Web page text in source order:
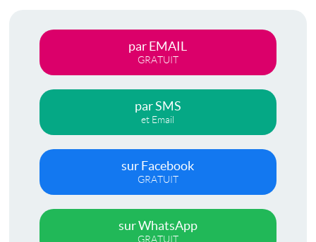
par EMAIL
GRATUIT
par SMS
et Email
sur Facebook
GRATUIT
sur WhatsApp
GRATUIT